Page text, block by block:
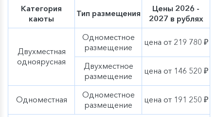
Казань–столица республики Татарстан и уникальный
город, сохранивший свой неповторимый колорит и
наследие. Место, в котором мирно сосуществуют
религиозные святыни православных и мусульман.
Город, где смешались русский и восточный колорит:
над современными постройками высоко возносятся
маковки старинных церквей, башни звонниц и
стройные иглы минаретов. Здесь находится
знаменитый белокаменный Казанский Кремль,
падающая башня Сююмбике, Губернаторский дворец
и дворец земледельцев, а также самая большая
мечеть в Европе – Кул-Шариф.
Категория
каюты
Тип размещения
Цены 2026 -
2027 в рублях
Двухместная
одноярусная
Одноместное
размещение
цена от 219 780 ₽
Двухместное
размещение
цена от 146 520 ₽
Одноместная
Одноместное
размещение
цена от 191 250 ₽